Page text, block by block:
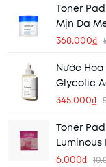
Toner
Mịn Da
(Mẫu Mới)
368.000₫
Nước
Glycolic
345.000₫
Toner
6.000₫